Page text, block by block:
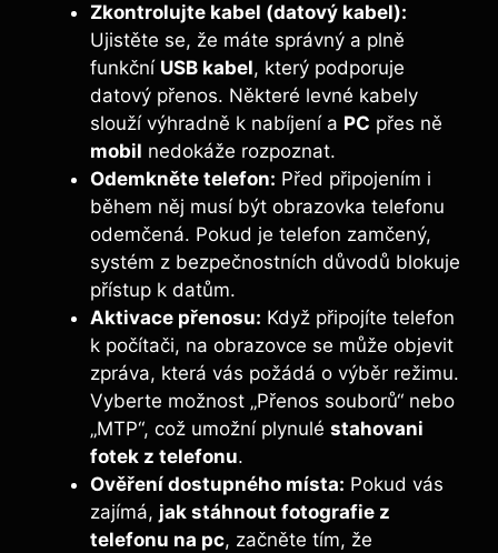
Zkontrolujte kabel (datový kabel):
Ujistěte se, že máte správný a plně
funkční USB kabel, který podporuje
datový přenos. Některé levné kabely
slouží výhradně k nabíjení a PC přes ně
mobil nedokáže rozpoznat.
Odemkněte telefon: Před připojením i
během něj musí být obrazovka telefonu
odemčená. Pokud je telefon zamčený,
systém z bezpečnostních důvodů blokuje
přístup k datům.
Aktivace přenosu: Když připojíte telefon
k počítači, na obrazovce se může objevit
zpráva, která vás požádá o výběr režimu.
Vyberte možnost „Přenos souborů“ nebo
„MTP“, což umožní plynulé stahovani
fotek z telefonu.
Ověření dostupného místa: Pokud vás
zajímá, jak stáhnout fotografie z
telefonu na pc, začněte tím, že